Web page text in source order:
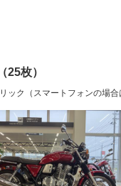
25枚）
ック（スマートフォンの場